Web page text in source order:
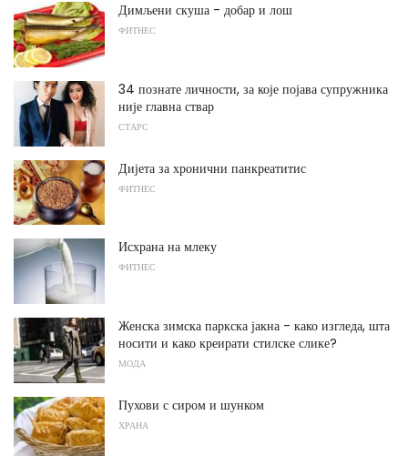
Димљени скуша - добар и лош
ФИТНЕС
34 познате личности, за које појава супружника
није главна ствар
СТАРС
Дијета за хронични панкреатитис
ФИТНЕС
Исхрана на млеку
ФИТНЕС
Женска зимска паркска јакна - како изгледа, шта
носити и како креирати стилске слике?
МОДА
Пухови с сиром и шунком
ХРАНА